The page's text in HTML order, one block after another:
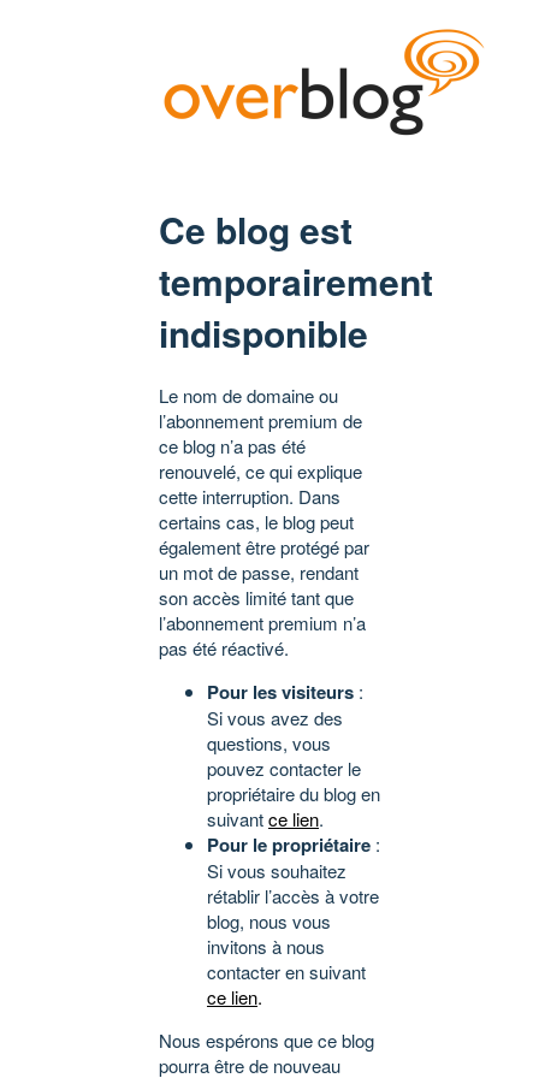
Ce blog est
temporairement
indisponible
Le nom de domaine ou
l’abonnement premium de
ce blog n’a pas été
renouvelé, ce qui explique
cette interruption. Dans
certains cas, le blog peut
également être protégé par
un mot de passe, rendant
son accès limité tant que
l’abonnement premium n’a
pas été réactivé.
Pour les visiteurs :
Si vous avez des
questions, vous
pouvez contacter le
propriétaire du blog en
suivantce lien.
Pour le propriétaire :
Si vous souhaitez
rétablir l’accès à votre
blog, nous vous
invitons à nous
contacter en suivant
ce lien.
Nous espérons que ce blog
pourra être de nouveau